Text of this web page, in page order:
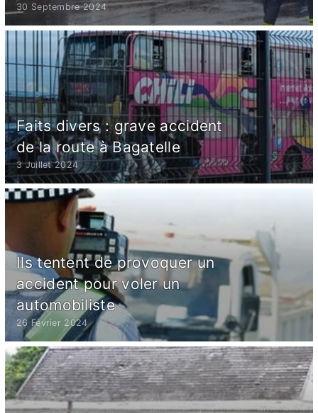
30 Septembre 2024
Faits divers : grave accident
de la route à Bagatelle
3 Juillet 2024
Ils tentent de provoquer un
accident pour voler un
automobiliste
26 Février 2024